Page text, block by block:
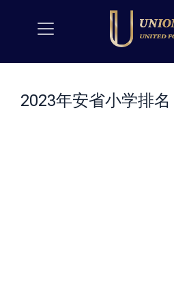
2023年安省小学排名